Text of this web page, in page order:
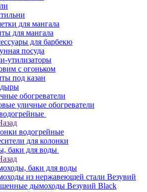
для мангала
для мангала
для барбекю
посуда
утилизаторы
с огоньком
под казан
обогреватели
уличные обогреватели
водогрейные
для колонки
баки для воды
баки для воды
из нержавеющей стали Везувий
дымоходы Везувий Black